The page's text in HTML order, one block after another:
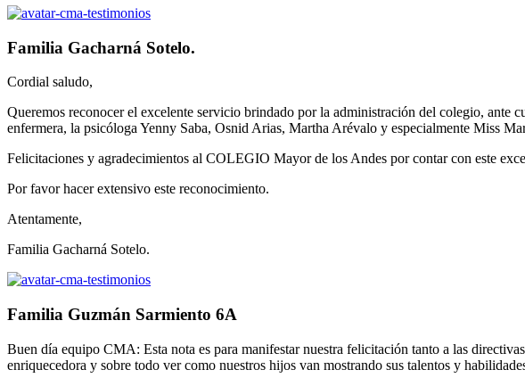
Familia Gacharná Sotelo.
Cordial saludo,
Queremos reconocer el excelente servicio brindado por la administración del colegio, ante
enfermera, la psicóloga Yenny Saba, Osnid Arias, Martha Arévalo y especialmente Miss
Felicitaciones y agradecimientos al COLEGIO Mayor de los Andes por contar con este
Por favor hacer extensivo este reconocimiento.
Atentamente,
Familia Gacharná Sotelo.
Familia Guzmán Sarmiento 6A
Buen día equipo CMA: Esta nota es para manifestar nuestra felicitación tanto a las
enriquecedora y sobre todo ver como nuestros hijos van mostrando sus talentos y